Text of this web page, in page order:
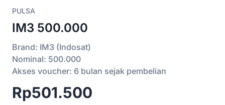
PULSA
IM3 500.000
Brand: IM3 (Indosat)
Nominal: 500.000
Akses voucher: 6 bulan sejak pembelian
Rp501.500